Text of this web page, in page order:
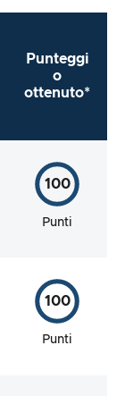
Punteggi
o
ottenuto*
100
Punti
100
Punti